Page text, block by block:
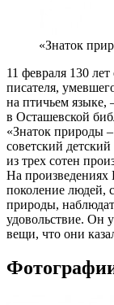
«Знаток
11 февраля 130
писателя,
на птичьем языке,
в Осташевской
«Знаток природы
советский
из трех сотен
На
поколение людей,
природы,
удовольствие. Он
вещи, что они